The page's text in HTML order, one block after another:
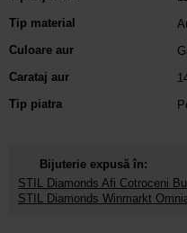
Tip material
Culoare aur
Carataj aur
Tip piatra
Bijuterie expusă în:
STIL Diamonds Afi Cotroceni
STIL Diamonds Winmarkt